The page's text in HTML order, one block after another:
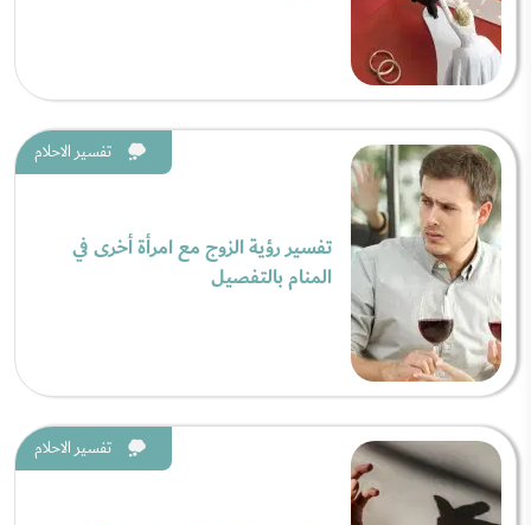
تفسير الاحلام
تفسير رؤية الزوج مع امرأة أخرى في
المنام بالتفصيل
تفسير الاحلام